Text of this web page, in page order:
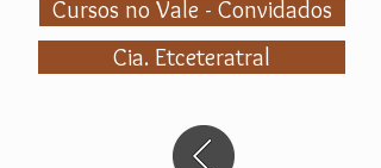
Cursos no Vale - Convidados
Cia. Etceteratral